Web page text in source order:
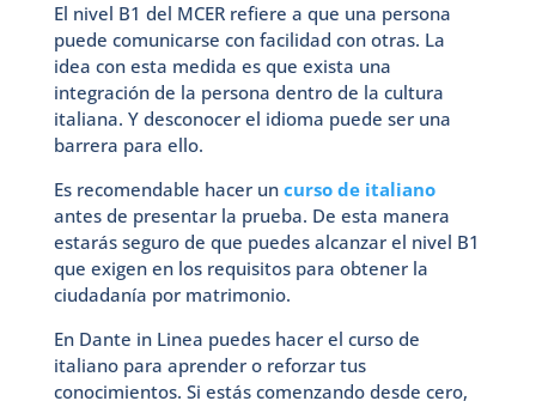
El nivel B1 del MCER refiere a que una persona
puede comunicarse con facilidad con otras. La
idea con esta medida es que exista una
integración de la persona dentro de la cultura
italiana. Y desconocer el idioma puede ser una
barrera para ello.
Es recomendable hacer un curso de italiano
antes de presentar la prueba. De esta manera
estarás seguro de que puedes alcanzar el nivel B1
que exigen en los requisitos para obtener la
ciudadanía por matrimonio.
En Dante in Linea puedes hacer el curso de
italiano para aprender o reforzar tus
conocimientos. Si estás comenzando desde cero,